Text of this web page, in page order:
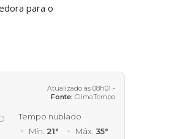
para o
Atualizado às 08h01 -
Fonte: ClimaTempo
Tempo nublado
Mín. 21° Máx. 35°